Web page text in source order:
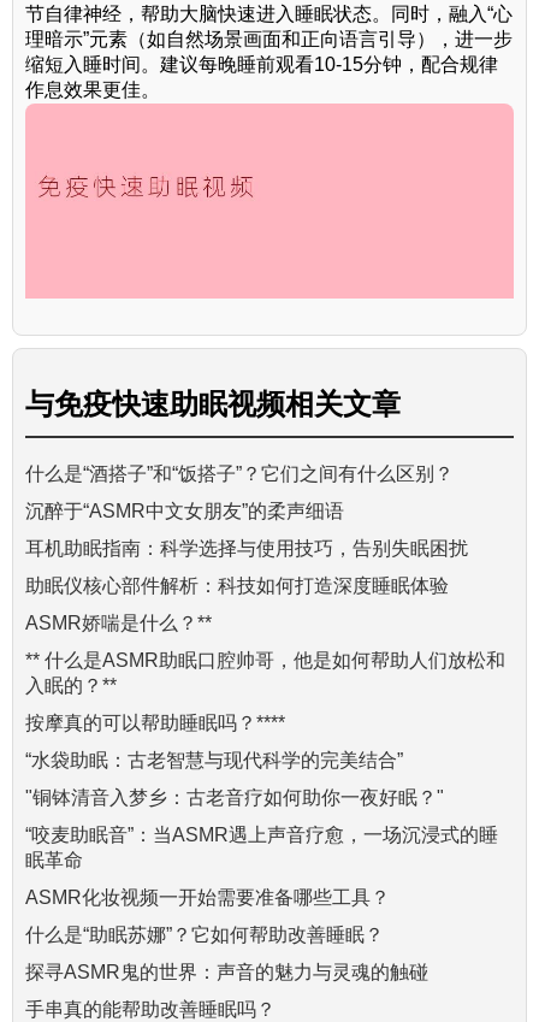
节自律神经，帮助大脑快速进入睡眠状态。同时，融入“心
理暗示”元素（如自然场景画面和正向语言引导），进一步
缩短入睡时间。建议每晚睡前观看10-15分钟，配合规律
作息效果更佳。
与免疫快速助眠视频相关文章
什么是“酒搭子”和“饭搭子”？它们之间有什么区别？
沉醉于“ASMR中文女朋友”的柔声细语
耳机助眠指南：科学选择与使用技巧，告别失眠困扰
助眠仪核心部件解析：科技如何打造深度睡眠体验
ASMR娇喘是什么？**
** 什么是ASMR助眠口腔帅哥，他是如何帮助人们放松和
入眠的？**
按摩真的可以帮助睡眠吗？****
“水袋助眠：古老智慧与现代科学的完美结合”
"铜钵清音入梦乡：古老音疗如何助你一夜好眠？"
“咬麦助眠音”：当ASMR遇上声音疗愈，一场沉浸式的睡
眠革命
ASMR化妆视频一开始需要准备哪些工具？
什么是“助眠苏娜”？它如何帮助改善睡眠？
探寻ASMR鬼的世界：声音的魅力与灵魂的触碰
手串真的能帮助改善睡眠吗？